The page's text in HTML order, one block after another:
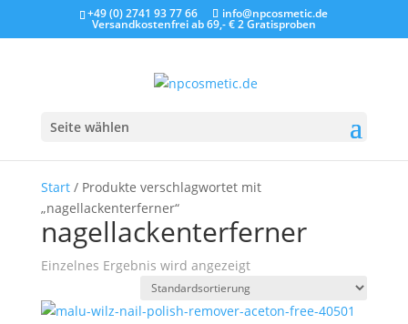
+49 (0) 2741 93 77 66 info@npcosmetic.de
Versandkostenfrei ab 69,- €2 Gratisproben
Seite wählen
Start/ Produkte verschlagwortet mit
„nagellackenterferner“
nagellackenterferner
Einzelnes Ergebnis wird angezeigt